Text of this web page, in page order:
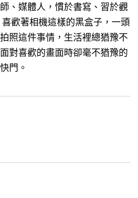
、媒體人，慣於書寫、習於觀
喜歡著相機這樣的黑盒子，一頭
照這件事情，生活裡總猶豫不
對喜歡的畫面時卻毫不猶豫的
門。